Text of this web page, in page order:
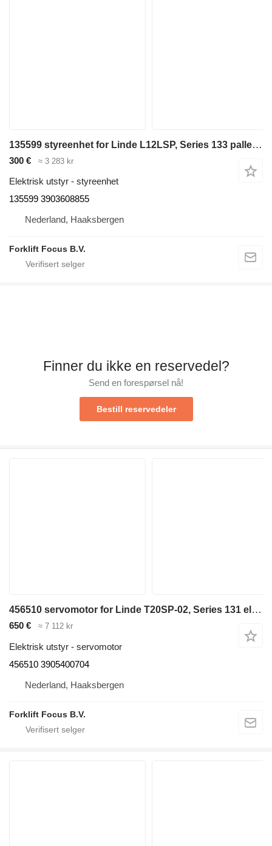
135599 styreenhet for Linde L12LSP, Series 133 pallestabler
300 € ≈ 3 283 kr
Elektrisk utstyr - styreenhet
135599 3903608855
Nederland, Haaksbergen
Forklift Focus B.V.
Finner du ikke en reservedel?
Send en forespørsel nå!
Bestill reservedeler
456510 servomotor for Linde T20SP-02, Series 131 elektrisk pallheis
650 € ≈ 7 112 kr
Elektrisk utstyr - servomotor
456510 3905400704
Nederland, Haaksbergen
Forklift Focus B.V.